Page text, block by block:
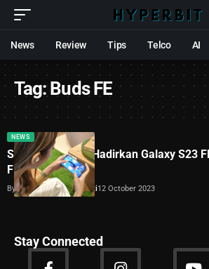
News Review Tips Telco AI
Tag:Buds FE
NEWS
Samsung Resmi Hadirkan Galaxy S23
FE di Indonesia
ByDimas Galih Windudjati12 October 2023
Stay Connected